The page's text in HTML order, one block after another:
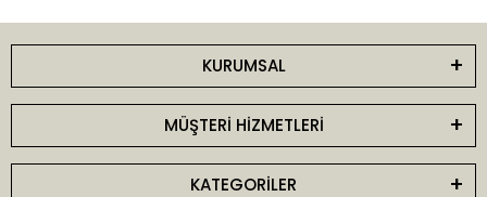
KURUMSAL
MÜŞTERİ HİZMETLERİ
KATEGORİLER